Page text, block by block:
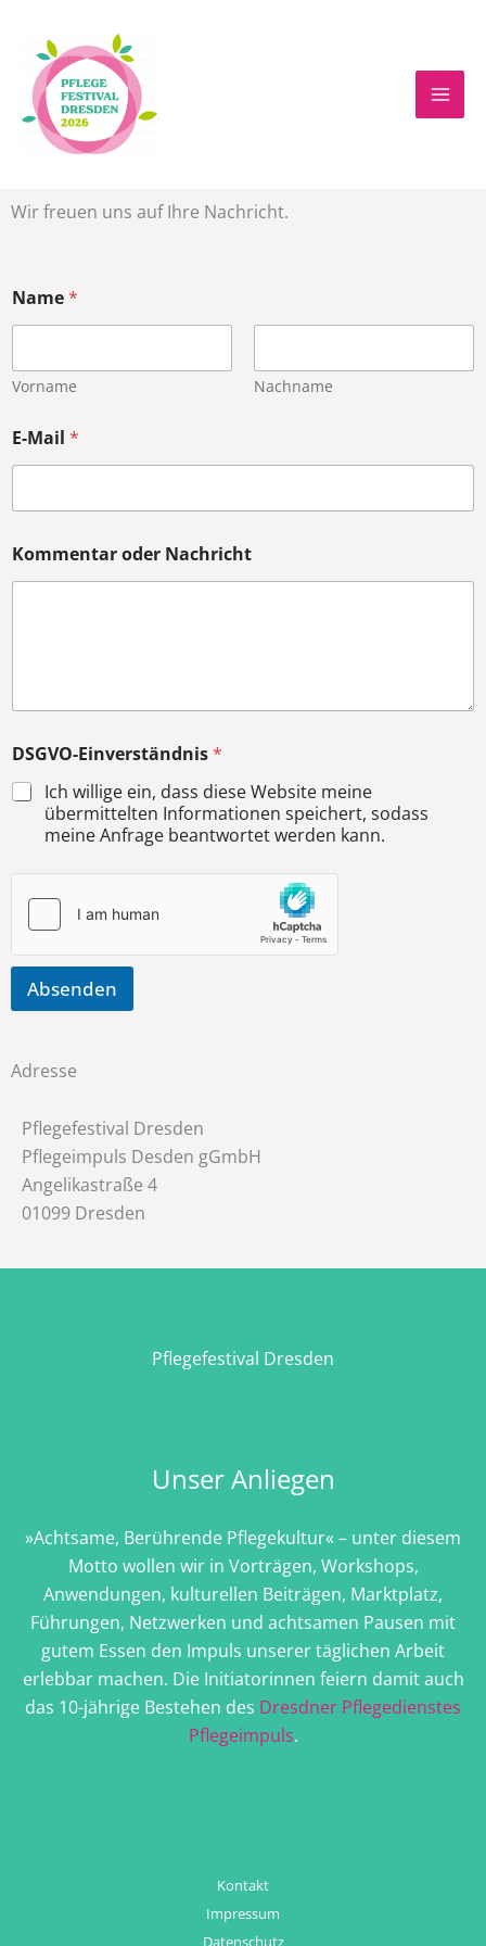
springen
Wir freuen uns auf Ihre Nachricht.
Name*
Vorname Nachname
E-Mail *
Kommentar oder Nachricht
DSGVO-Einverständnis*
Ich willige ein, dass diese Website meine
übermittelten Informationen speichert, sodass
meine Anfrage beantwortet werden kann.
Absenden
Adresse
Pflegefestival Dresden
Pflegeimpuls Desden gGmbH
Angelikastraße 4
01099 Dresden
Pflegefestival Dresden
Unser Anliegen
»Achtsame, Berührende Pflegekultur« – unter diesem
Motto wollen wir in Vorträgen, Workshops,
Anwendungen, kulturellen Beiträgen, Marktplatz,
Führungen, Netzwerken und achtsamen Pausen mit
gutem Essen den Impuls unserer täglichen Arbeit
erlebbar machen. Die Initiatorinnen feiern damit auch
das 10-jährige Bestehen des Dresdner Pflegedienstes
Pflegeimpuls.
Kontakt
Impressum
Datenschutz